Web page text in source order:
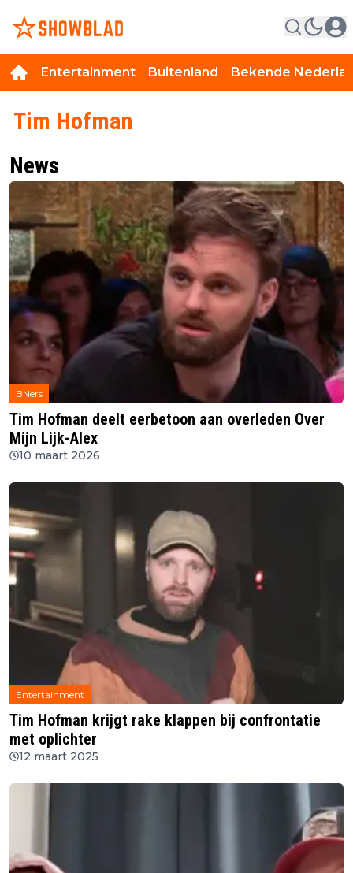
Entertainment Buitenland Bekende
Tim Hofman
News
BNers
Tim Hofman deelt eerbetoon aan overleden Over
Mijn Lijk-Alex
10 maart 2026
Entertainment
Tim Hofman krijgt rake klappen bij confrontatie
met oplichter
12 maart 2025